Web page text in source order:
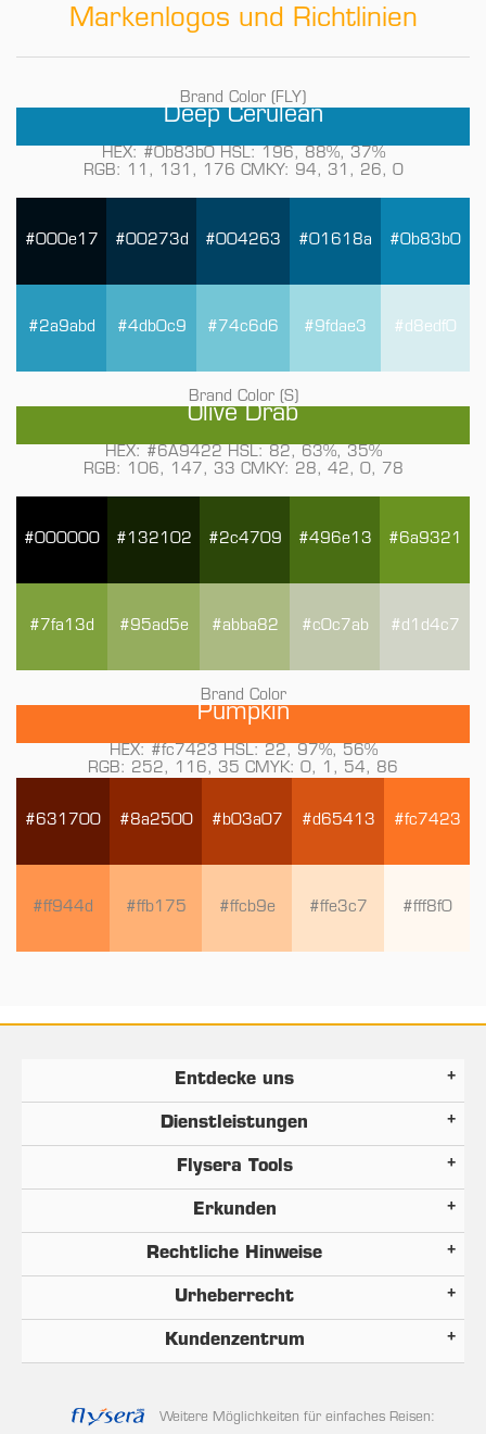
Markenlogos und Richtlinien
Brand Color (FLY)
Deep Cerulean
HEX: #0b83b0 HSL: 196, 88%, 37%
RGB: 11, 131, 176 CMKY: 94, 31, 26, 0
#000e17 #00273d #004263 #01618a #0b83b0
#2a9abd #4db0c9 #74c6d6 #9fdae3 #d8edf0
Brand Color (S)
Olive Drab
HEX: #6A9422 HSL: 82, 63%, 35%
RGB: 106, 147, 33 CMKY: 28, 42, 0, 78
#000000 #132102 #2c4709 #496e13 #6a9321
#7fa13d #95ad5e #abba82 #c0c7ab #d1d4c7
Brand Color
Pumpkin
HEX: #fc7423 HSL: 22, 97%, 56%
RGB: 252, 116, 35 CMYK: 0, 1, 54, 86
#631700 #8a2500 #b03a07 #d65413 #fc7423
#ff944d #ffb175 #ffcb9e #ffe3c7 #fff8f0
Entdecke uns
Dienstleistungen
Flysera Tools
Erkunden
Rechtliche Hinweise
Urheberrecht
Kundenzentrum
Weitere Möglichkeiten für einfaches Reisen: